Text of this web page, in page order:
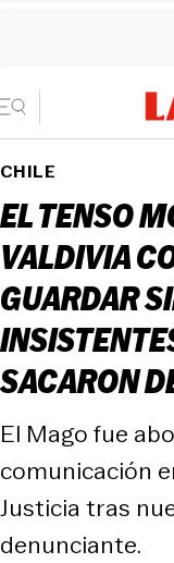
CHILE
EL TENSO
VALDIVIA
GUARDAR
SACARON
El Mago fue
comunicación
Justicia tras
denunciante.